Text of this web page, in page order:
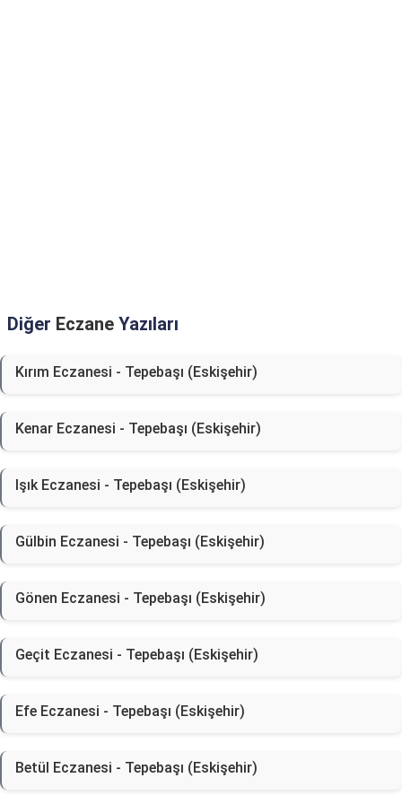
Diğer Eczane Yazıları
Kırım Eczanesi - Tepebaşı (Eskişehir)
Kenar Eczanesi - Tepebaşı (Eskişehir)
Işık Eczanesi - Tepebaşı (Eskişehir)
Gülbin Eczanesi - Tepebaşı (Eskişehir)
Gönen Eczanesi - Tepebaşı (Eskişehir)
Geçit Eczanesi - Tepebaşı (Eskişehir)
Efe Eczanesi - Tepebaşı (Eskişehir)
Betül Eczanesi - Tepebaşı (Eskişehir)